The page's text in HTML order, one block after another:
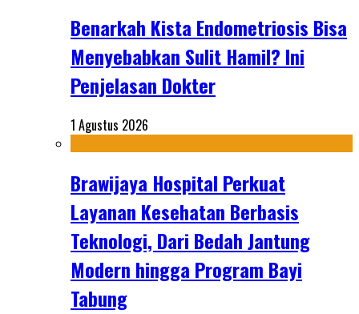
Benarkah Kista Endometriosis Bisa
Menyebabkan Sulit Hamil? Ini
Penjelasan Dokter
1 Agustus 2026
Brawijaya Hospital Perkuat
Layanan Kesehatan Berbasis
Teknologi, Dari Bedah Jantung
Modern hingga Program Bayi
Tabung